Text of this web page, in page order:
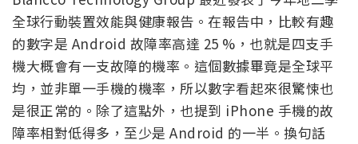
全球行動裝置效能與健康報告。在報告中，比較有趣
的數字是 Android 故障率高達 25 %，也就是四支手
機大概會有一支故障的機率。這個數據畢竟是全球平
均，並非單一手機的機率，所以數字看起來很驚悚也
是很正常的。除了這點外，也提到 iPhone 手機的故
障率相對低得多，至少是 Android 的一半。換句話